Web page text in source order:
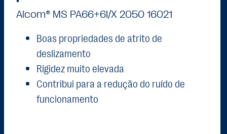
Alcom® MS PA66+6I/X 2050 16021
Boas propriedades de atrito de
deslizamento
Rigidez muito elevada
Contribui para a redução do ruído de
funcionamento